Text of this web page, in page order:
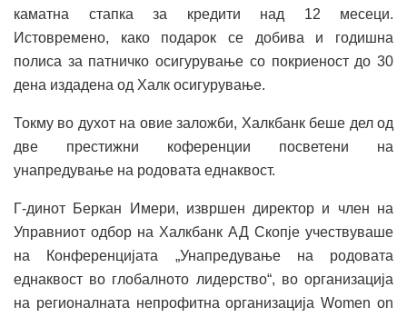
каматна стапка за кредити над 12 месеци.
Истовремено, како подарок се добива и годишна
полиса за патничко осигурување со покриеност до 30
дена издадена од Халк осигурување.
Токму во духот на овие заложби, Халкбанк беше дел од
две престижни коференции посветени на
унапредување на родовата еднаквост.
Г-динот Беркан Имери, извршен директор и член на
Управниот одбор на Халкбанк АД Скопје учествуваше
на Конференцијата „Унапредување на родовата
еднаквост во глобалното лидерство“, во организација
на регионалната непрофитна организација Women on